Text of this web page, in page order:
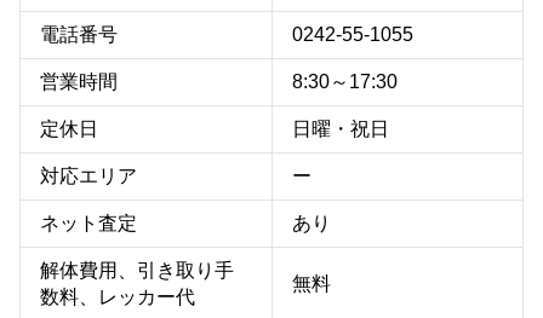
電話番号 0242-55-1055
営業時間 8:30～17:30
定休日 日曜・祝日
対応エリア ー
ネット査定 あり
解体費用、引き取り手
数料、レッカー代
無料